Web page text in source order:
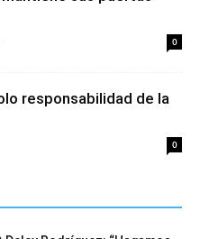
0
responsabilidad de la
0